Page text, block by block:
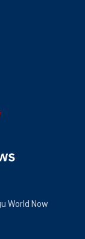
World Now